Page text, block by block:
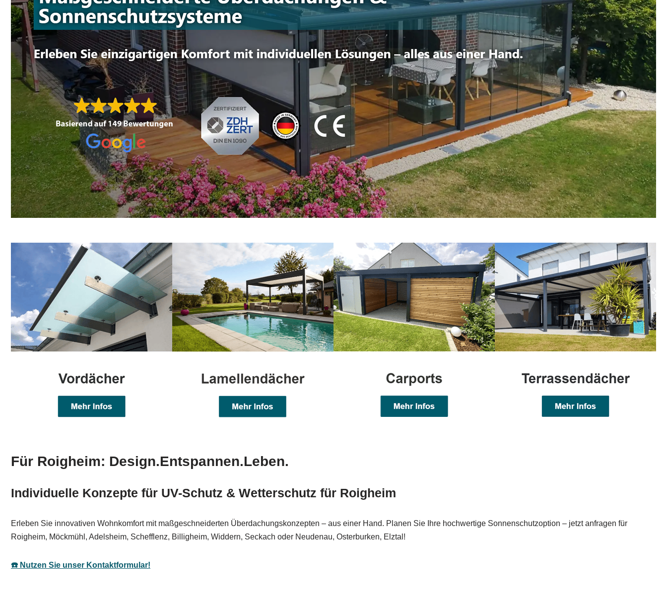
Für Roigheim: Design.Entspannen.Leben.
Individuelle Konzepte für UV-Schutz & Wetterschutz für Roigheim
Erleben Sie innovativen Wohnkomfort mit maßgeschneiderten Überdachungskonzepten – aus einer Hand. Planen Sie Ihre hochwertige Sonnenschutzoption – jetzt anfragen für
Roigheim, Möckmühl, Adelsheim, Schefflenz, Billigheim, Widdern, Seckach oder Neudenau, Osterburken, Elztal!
☎️ Nutzen Sie unser Kontaktformular!